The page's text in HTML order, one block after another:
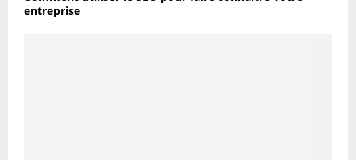
entreprise